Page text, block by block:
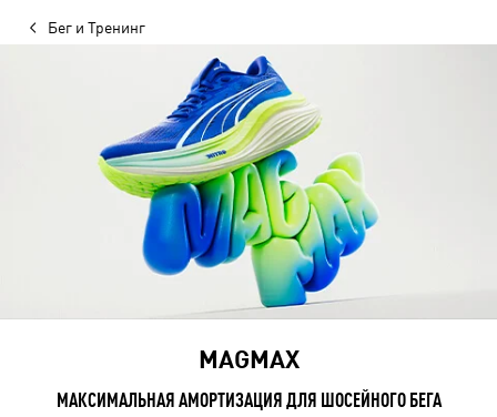
Бег и Тренинг
MAGMAX
МАКСИМАЛЬНАЯ АМОРТИЗАЦИЯ ДЛЯ ШОСЕЙНОГО БЕГА